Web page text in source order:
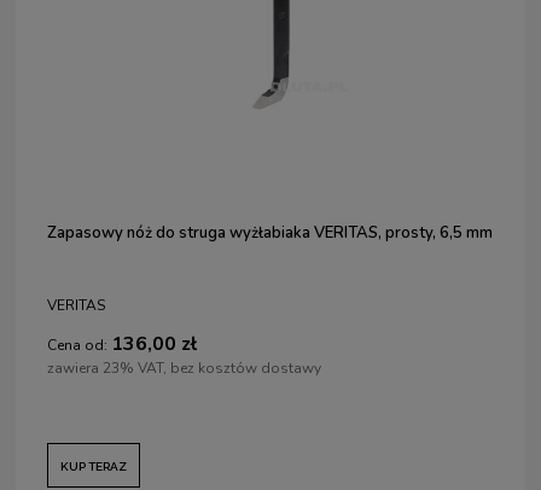
Zapasowy nóż do struga wyżłabiaka VERITAS, prosty, 6,5 mm
VERITAS
Cena od: 136,00 zł
zawiera 23% VAT, bez kosztów dostawy
KUP TERAZ